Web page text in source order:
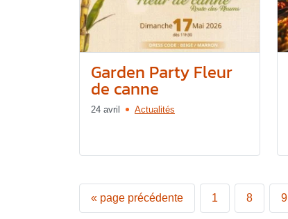
Garden Party Fleur
de canne
24 avril Actualités
« page précédente 1 8 9